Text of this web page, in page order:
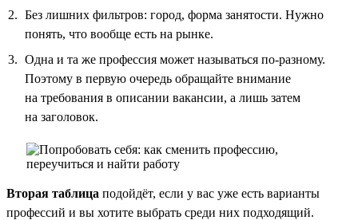
Без лишних фильтров: город, форма занятости. Нужно
понять, что вообще есть на рынке.
Одна и та же профессия может называться по-разному.
Поэтому в первую очередь обращайте внимание
на требования в описании вакансии, а лишь затем
на заголовок.
Вторая таблица подойдёт, если у вас уже есть варианты
профессий и вы хотите выбрать среди них подходящий.